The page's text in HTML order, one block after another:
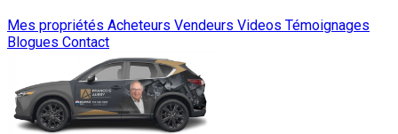
Mes propriétés Acheteurs Vendeurs Videos Témoignages
Blogues Contact